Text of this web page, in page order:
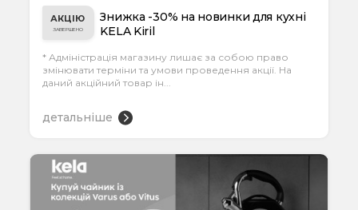
АКЦІЮ
ЗАВЕРШЕНО
Знижка -30% на новинки для кухні
KELA Kiril
* Адміністрація магазину лишає за собою право
змінювати терміни та умови проведення акції. На
даний акційний товар ін...
детальніше